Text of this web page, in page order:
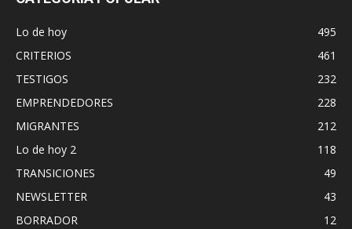
Lo de hoy
495
CRITERIOS
461
TESTIGOS
232
EMPRENDEDORES
228
MIGRANTES
212
Lo de hoy 2
118
TRANSICIONES
49
NEWSLETTER
43
BORRADOR
12